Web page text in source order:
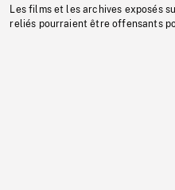
Les films et les archives exposés
reliés pourraient être offensants